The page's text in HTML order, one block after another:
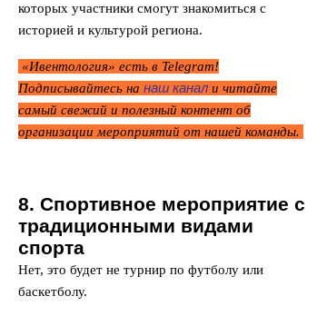
которых участники смогут знакомиться с
историей и культурой региона.
«Ивентология» есть в Telegram!
Подписывайтесь на наш канал и читайте
самый свежий и полезный контент об
организации мероприятий от нашей команды.
8. Спортивное мероприятие с
традиционными видами
спорта
Нет, это будет не турнир по футболу или
баскетболу.